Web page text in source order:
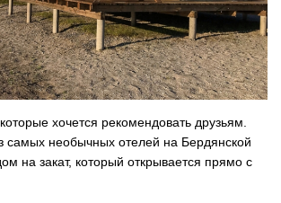
хочется рекомендовать друзьям.
самых необычных отелей на Бердянской
на закат, который открывается прямо с